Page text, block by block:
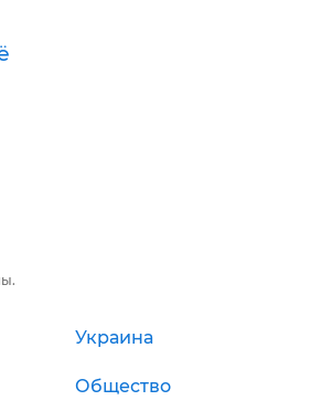
Украина
Общество